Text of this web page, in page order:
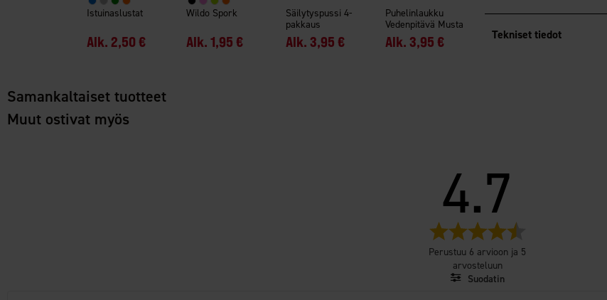
Istuinaslustat
Alk. 2,50 €
Wildo Spork
Alk. 1,95 €
Säilytyspussi 4-
pakkaus
Alk. 3,95 €
Puhelinlaukku
Vedenpitävä Musta
Alk. 3,95 € Tekniset tiedot
Samankaltaiset tuotteet
Muut ostivat myös
4.7
Perustuu 6 arvioon ja 5
arvosteluun
Suodatin